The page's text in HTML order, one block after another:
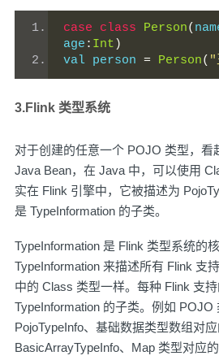
case class Person(
age : Int )
val person = Person( "
3.Flink 类型系统
对于创建的任意一个 POJO 类型，看
Java Bean，在 Java 中，可以使用
实在 Flink 引擎中，它被描述为
是 TypeInformation 的子类。
TypeInformation 是 Flink 类型系统的
TypeInformation 来描述所有 Flink 支
中的 Class 类型一样。每种 Flink 支
TypeInformation 的子类。例如 POJO
PojoTypeInfo、基础数据类型数组对
BasicArrayTypeInfo、Map 类型对应